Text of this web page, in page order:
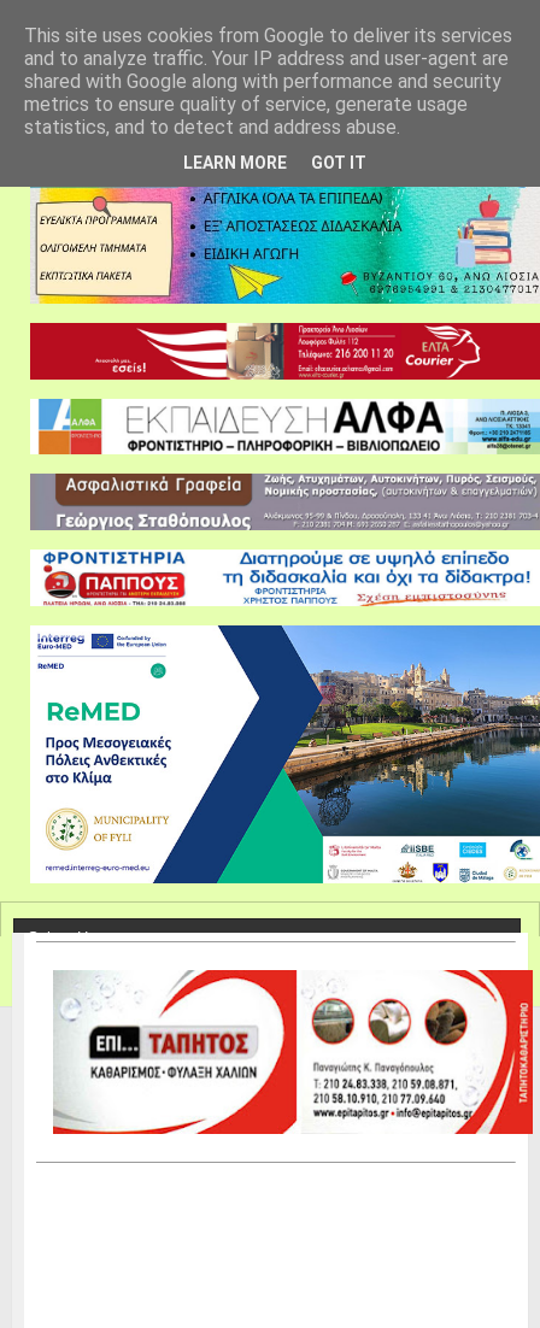
This site uses cookies from Google to deliver its services
and to analyze traffic. Your IP address and user-agent are
shared with Google along with performance and security
metrics to ensure quality of service, generate usage
statistics, and to detect and address abuse.
LEARN MORE GOT IT